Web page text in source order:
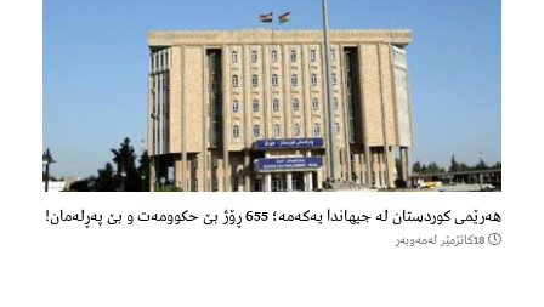
هەرێمی کوردستان لە جیهاندا یەکەمە؛ 655 ڕۆژ بێ حکوومەت و بێ پەڕلەمان!
18كاتژمێر لەمەوبەر